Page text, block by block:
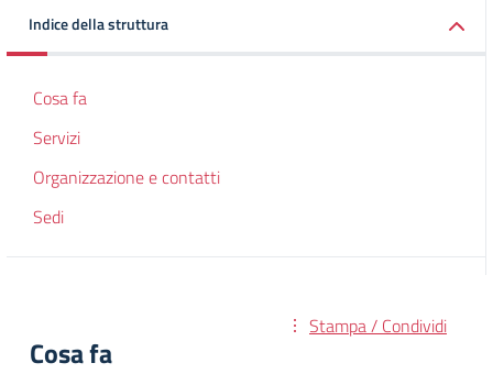
Indice della struttura
Cosa fa
Servizi
Organizzazione e contatti
Sedi
Stampa / Condividi
Cosa fa